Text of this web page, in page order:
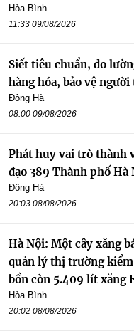
Hòa Bình
11:33 09/08/2026
Siết tiêu chuẩn, đo
hàng hóa, bảo vệ
Đông Hà
08:00 09/08/2026
Phát huy vai trò thành
đạo 389 Thành phố Hà
Đông Hà
20:03 08/08/2026
Hà Nội: Một cây xăng
quản lý thị trường
bồn còn 5.409 lít xăng
Hòa Bình
20:02 08/08/2026